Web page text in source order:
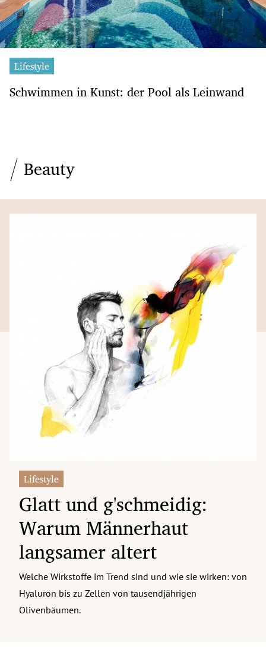
Lifestyle
Schwimmen in Kunst: der Pool als Leinwand
Beauty
Lifestyle
Glatt und g'schmeidig:
Warum Männerhaut
langsamer altert
Welche Wirkstoffe im Trend sind und wie sie wirken: von
Hyaluron bis zu Zellen von tausendjährigen
Olivenbäumen.